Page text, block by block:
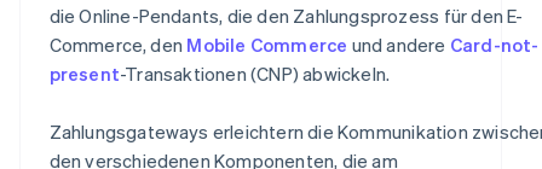
die Online-Pendants, die den Zahlungsprozess für den E-
Commerce, den Mobile Commerce und andere Card-not-
present-Transaktionen (CNP) abwickeln.
Zahlungsgateways erleichtern die Kommunikation
den verschiedenen Komponenten, die am